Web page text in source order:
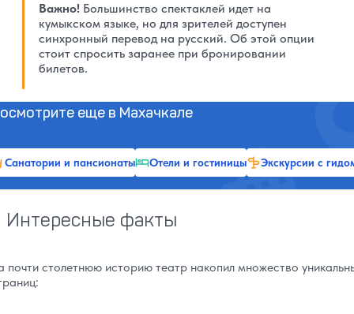
Важно! Большинство спектаклей идет на
кумыкском языке, но для зрителей доступен
синхронный перевод на русский. Об этой опции
стоит спросить заранее при бронировании
билетов.
еще в Махачкале
Санатории и пансионаты Отели и гостиницы Экскурсии с
Интересные факты
почти столетнюю историю театр накопил множество